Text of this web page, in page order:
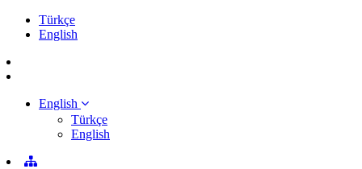
Türkçe
English
English
Türkçe
English